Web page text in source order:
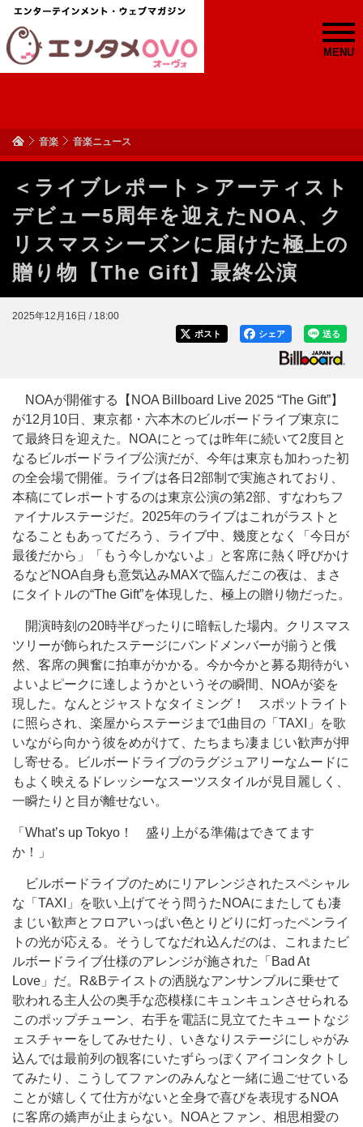
MENU
音楽 音楽ニュース
＜ライブレポート＞アーティスト
デビュー5周年を迎えたNOA、ク
リスマスシーズンに届けた極上の
贈り物【The Gift】最終公演
2025年12月16日 / 18:00
送る
シェア
ポスト
NOAが開催する【NOA Billboard Live 2025 “The Gift”】
が12月10日、東京都・六本木のビルボードライブ東京に
て最終日を迎えた。NOAにとっては昨年に続いて2度目と
なるビルボードライブ公演だが、今年は東京も加わった初
の全会場で開催。ライブは各日2部制で実施されており、
本稿にてレポートするのは東京公演の第2部、すなわちフ
ァイナルステージだ。2025年のライブはこれがラストと
なることもあってだろう、ライブ中、幾度となく「今日が
最後だから」「もう今しかないよ」と客席に熱く呼びかけ
るなどNOA自身も意気込みMAXで臨んだこの夜は、まさ
にタイトルの“The Gift”を体現した、極上の贈り物だった。
開演時刻の20時半ぴったりに暗転した場内。クリスマス
ツリーが飾られたステージにバンドメンバーが揃うと俄
然、客席の興奮に拍車がかかる。今か今かと募る期待がい
よいよピークに達しようかというその瞬間、NOAが姿を
現した。なんとジャストなタイミング！ スポットライト
に照らされ、楽屋からステージまで1曲目の「TAXI」を歌
いながら向かう彼をめがけて、たちまち凄まじい歓声が押
し寄せる。ビルボードライブのラグジュアリーなムードに
もよく映えるドレッシーなスーツスタイルが見目麗しく、
一瞬たりと目が離せない。
「What’s up Tokyo！ 盛り上がる準備はできてます
か！」
ビルボードライブのためにリアレンジされたスペシャル
な「TAXI」を歌い上げてそう問うたNOAにまたしても凄
まじい歓声とフロアいっぱい色とりどりに灯ったペンライ
トの光が応える。そうしてなだれ込んだのは、これまたビ
ルボードライブ仕様のアレンジが施された「Bad At
Love」だ。R&Bテイストの洒脱なアンサンブルに乗せて
歌われる主人公の奥手な恋模様にキュンキュンさせられる
このポップチューン、右手を電話に見立てたキュートなジ
ェスチャーをしてみせたり、いきなりステージにしゃがみ
込んでは最前列の観客にいたずらっぽくアイコンタクトし
てみたり、こうしてファンのみんなと一緒に過ごせている
ことが嬉しくて仕方がないと全身で喜びを表現するNOA
に客席の嬌声が止まらない。NOAとファン、相思相愛の